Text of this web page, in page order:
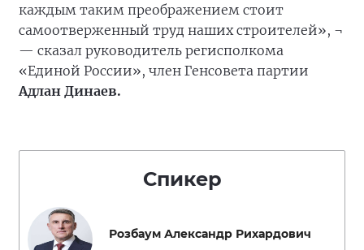
каждым таким преображением стоит
самоотверженный труд наших строителей», ¬
— сказал руководитель регисполкома
«Единой России», член Генсовета партии
Адлан Динаев.
Спикер
Розбаум Александр Рихардович